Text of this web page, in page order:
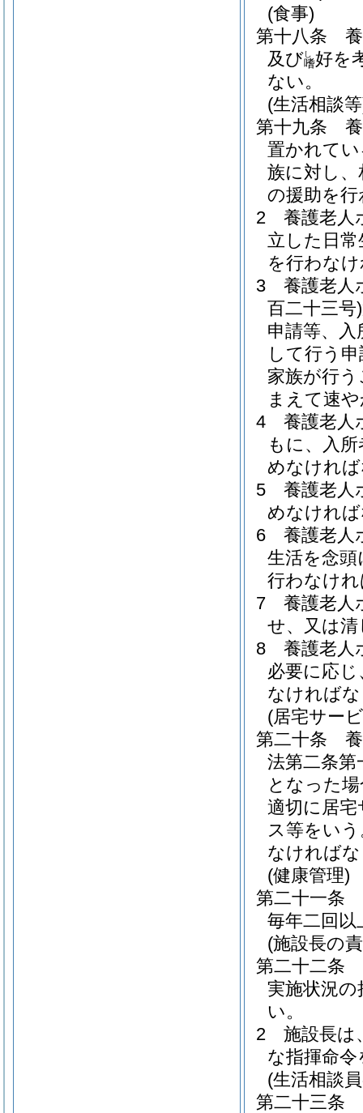
(食事)
第十八条
及び嗜
し 好を
ない。
(生活相談
第十九条
置かれて
族に対し
の援助を
2
養護老人
立した日
を行わな
3
養護老人
百二十三号)
申請等、
して行う
家族が行
まえて速
4
養護老人
もに、入
めなけれ
5
養護老人
めなけれ
6
養護老人
生活を念
行わなけ
7
養護老人
せ、又は
8
養護老人
必要に応
なければ
(居宅サー
第二十条
法第二条
となった
適切に居
ス等をい
なければ
(健康管理)
第二十一条
毎年二回
(施設長の
第二十二条
実施状況
い。
2
施設長は
な指揮命
(生活相談
第二十三条